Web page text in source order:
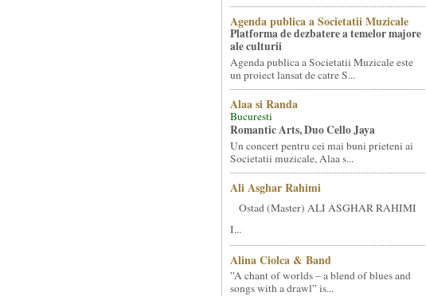
Agenda publica a Societatii Muzicale
Platforma de dezbatere a temelor majore
ale culturii
Agenda publica a Societatii Muzicale este
un proiect lansat de catre S...
Alaa si Randa
Bucuresti
Romantic Arts, Duo Cello Jaya
Un concert pentru cei mai buni prieteni ai
Societatii muzicale, Alaa s...
Ali Asghar Rahimi
Ostad (Master) ALI ASGHAR RAHIMI
I...
Alina Ciolca & Band
”A chant of worlds – a blend of blues and
songs with a drawl” is...